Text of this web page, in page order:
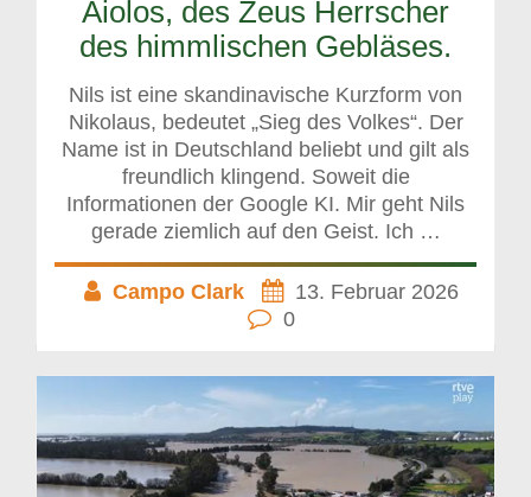
Aiolos, des Zeus Herrscher
des himmlischen Gebläses.
Nils ist eine skandinavische Kurzform von
Nikolaus, bedeutet „Sieg des Volkes“. Der
Name ist in Deutschland beliebt und gilt als
freundlich klingend. Soweit die
Informationen der Google KI. Mir geht Nils
gerade ziemlich auf den Geist. Ich …
Campo Clark
13. Februar 2026
0